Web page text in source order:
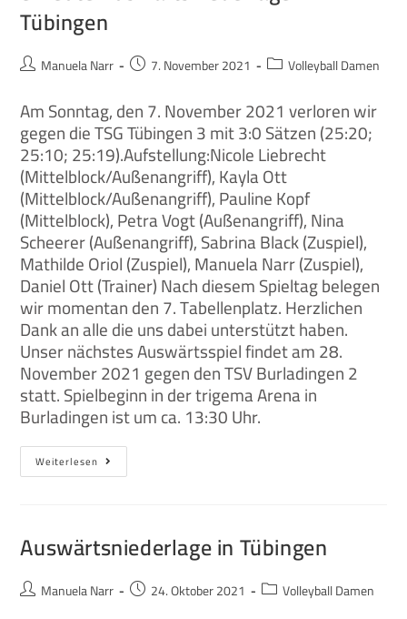
Tübingen
Manuela Narr 7. November 2021 Volleyball Damen
Am Sonntag, den 7. November 2021 verloren wir
gegen die TSG Tübingen 3 mit 3:0 Sätzen (25:20;
25:10; 25:19).Aufstellung:Nicole Liebrecht
(Mittelblock/Außenangriff), Kayla Ott
(Mittelblock/Außenangriff), Pauline Kopf
(Mittelblock), Petra Vogt (Außenangriff), Nina
Scheerer (Außenangriff), Sabrina Black (Zuspiel),
Mathilde Oriol (Zuspiel), Manuela Narr (Zuspiel),
Daniel Ott (Trainer) Nach diesem Spieltag belegen
wir momentan den 7. Tabellenplatz. Herzlichen
Dank an alle die uns dabei unterstützt haben.
Unser nächstes Auswärtsspiel findet am 28.
November 2021 gegen den TSV Burladingen 2
statt. Spielbeginn in der trigema Arena in
Burladingen ist um ca. 13:30 Uhr.
Weiterlesen
Auswärtsniederlage in Tübingen
Manuela Narr 24. Oktober 2021 Volleyball Damen